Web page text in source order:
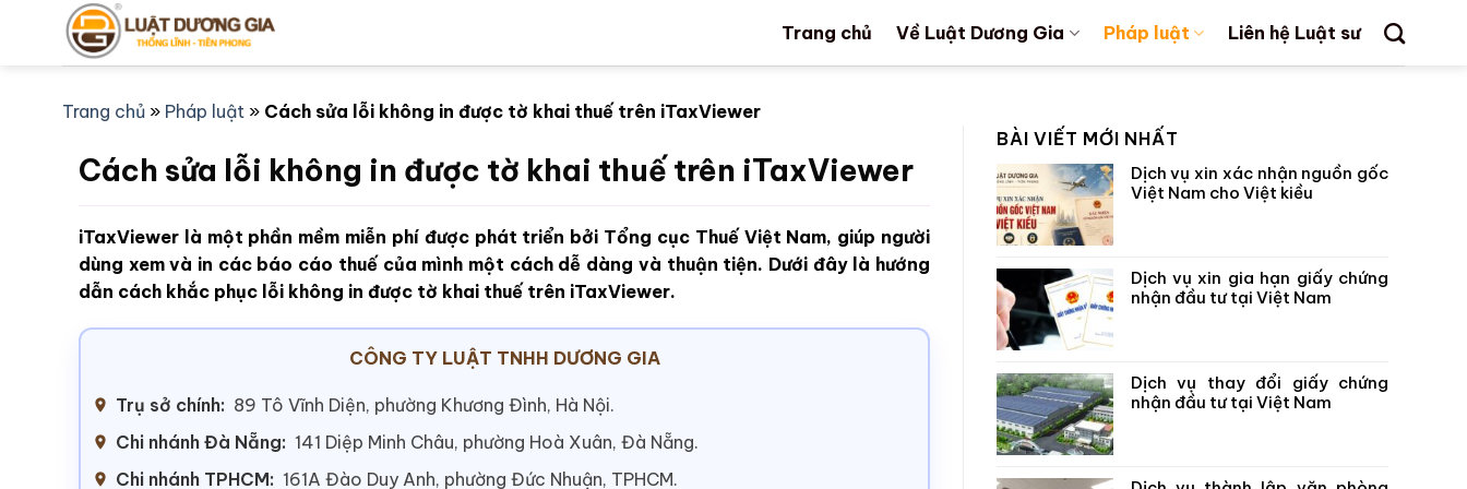
Trang chủ Về Luật Dương Gia Pháp luật Liên hệ Luật sư
Trang chủ » Pháp luật » Cách sửa lỗi không in được tờ khai thuế trên iTaxViewer
Cách sửa lỗi không in được tờ khai thuế trên iTaxViewer
iTaxViewer là một phần mềm miễn phí được phát triển bởi Tổng cục Thuế Việt Nam, giúp người
dùng xem và in các báo cáo thuế của mình một cách dễ dàng và thuận tiện. Dưới đây là hướng
dẫn cách khắc phục lỗi không in được tờ khai thuế trên iTaxViewer.
CÔNG TY LUẬT TNHH DƯƠNG GIA
Trụ sở chính: 89 Tô Vĩnh Diện, phường Khương Đình, Hà Nội.
Chi nhánh Đà Nẵng: 141 Diệp Minh Châu, phường Hoà Xuân, Đà Nẵng.
Chi nhánh TPHCM: 161A Đào Duy Anh, phường Đức Nhuận, TPHCM.
BÀI VIẾT MỚI NHẤT
Dịch vụ xin xác nhận nguồn gốc
Việt Nam cho Việt kiều
Dịch vụ xin gia hạn giấy chứng
nhận đầu tư tại Việt Nam
Dịch vụ thay đổi giấy chứng
nhận đầu tư tại Việt Nam